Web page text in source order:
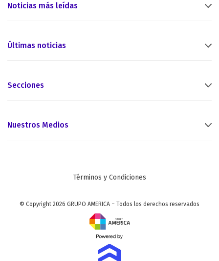
Noticias más leídas
Últimas noticias
Secciones
Nuestros Medios
Términos y Condiciones
© Copyright 2026 GRUPO AMERICA – Todos los derechos reservados